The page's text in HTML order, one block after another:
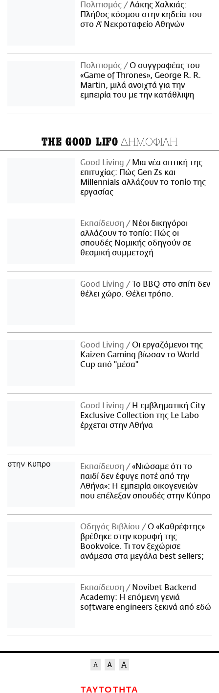
Πολιτισμός
Λάκης Χαλκιάς:
Πλήθος κόσμου στην κηδεία του
στο Α' Νεκροταφείο Αθηνών
Πολιτισμός
Ο συγγραφέας του
«Game of Thrones», George R. R.
Martin, μιλά ανοιχτά για την
εμπειρία του με την κατάθλιψη
THE GOOD LIFO ΔΗΜΟΦΙΛΗ
Good Living
Μια νέα οπτική της
επιτυχίας: Πώς Gen Zs και
Millennials αλλάζουν το τοπίο της
εργασίας
Εκπαίδευση
Νέοι δικηγόροι
αλλάζουν το τοπίο: Πώς οι
σπουδές Νομικής οδηγούν σε
θεσμική συμμετοχή
Good Living
Το BBQ στο σπίτι δεν
θέλει χώρο. Θέλει τρόπο.
Good Living
Οι εργαζόμενοι της
Kaizen Gaming βίωσαν το World
Cup από "μέσα"
Good Living
Η εμβληματική City
Exclusive Collection της Le Labo
έρχεται στην Αθήνα
Εκπαίδευση
«Νιώσαμε ότι το
παιδί δεν έφυγε ποτέ από την
Αθήνα»: Η εμπειρία οικογενειών
που επέλεξαν σπουδές στην Κύπρο
Οδηγός Βιβλίου
Ο «Καθρέφτης»
βρέθηκε στην κορυφή της
Bookvoice. Τι τον ξεχώρισε
ανάμεσα στα μεγάλα best sellers;
Εκπαίδευση
Novibet Backend
Academy: Η επόμενη γενιά
software engineers ξεκινά από εδώ
ΤΑΥΤΟΤΗΤΑ